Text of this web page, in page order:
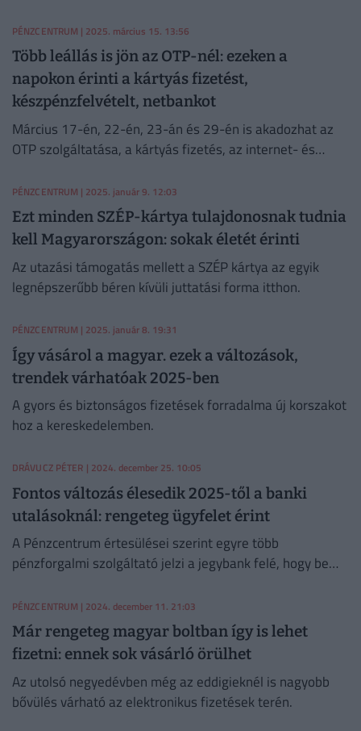
PÉNZCENTRUM | 2025. március 15. 13:56
Több leállás is jön az OTP-nél: ezeken a
napokon érinti a kártyás fizetést,
készpénzfelvételt, netbankot
Március 17-én, 22-én, 23-án és 29-én is akadozhat az
OTP szolgáltatása, a kártyás fizetés, az internet- és
PÉNZCENTRUM | 2025. január 9. 12:03
Ezt minden SZÉP-kártya tulajdonosnak tudnia
kell Magyarországon: sokak életét érinti
Az utazási támogatás mellett a SZÉP kártya az egyik
legnépszerűbb béren kívüli juttatási forma itthon.
PÉNZCENTRUM | 2025. január 8. 19:31
Így vásárol a magyar. ezek a változások,
trendek várhatóak 2025-ben
A gyors és biztonságos fizetések forradalma új korszakot
hoz a kereskedelemben.
DRÁVUCZ PÉTER | 2024. december 25. 10:05
Fontos változás élesedik 2025-től a banki
utalásoknál: rengeteg ügyfelet érint
A Pénzcentrum értesülései szerint egyre több
pénzforgalmi szolgáltató jelzi a jegybank felé, hogy be
piacra.
PÉNZCENTRUM | 2024. december 11. 21:03
Már rengeteg magyar boltban így is lehet
fizetni: ennek sok vásárló örülhet
Az utolsó negyedévben még az eddigieknél is nagyobb
bővülés várható az elektronikus fizetések terén.